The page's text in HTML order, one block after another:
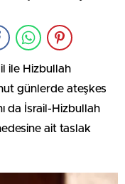
ile Hizbullah
günlerde ateşkes
da İsrail-Hizbullah
ait taslak